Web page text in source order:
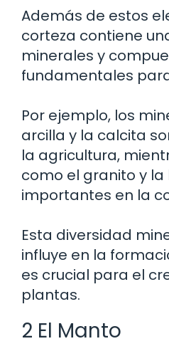
Además de estos
corteza contiene
minerales y
fundamentales
Por ejemplo, los
arcilla y la calcita
la agricultura,
como el granito y
importantes en la
Esta diversidad
influye en la
es crucial para el
plantas.
2 El Manto